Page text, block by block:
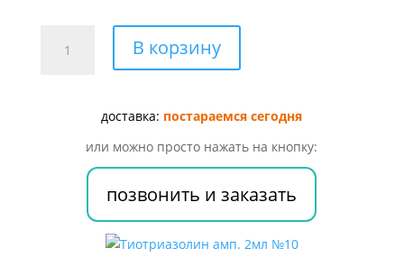
товара
Тиотриазолин
В корзину
доставка: постараемся сегодня
или можно просто нажать на кнопку:
позвонить и заказать